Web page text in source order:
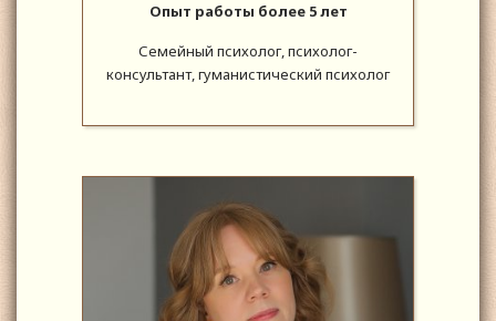
Опыт работы более 5 лет
Семейный психолог, психолог-
консультант, гуманистический психолог